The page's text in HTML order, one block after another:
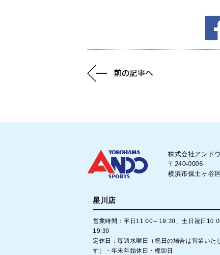
株式会社アンド
〒240-0006
横浜市保土ヶ谷
星川店
営業時間：平日11:00～19:30、土日祝日
19:30
定休日：毎週水曜日（祝日の場合は営業いた
す）・年末年始休日・棚卸日